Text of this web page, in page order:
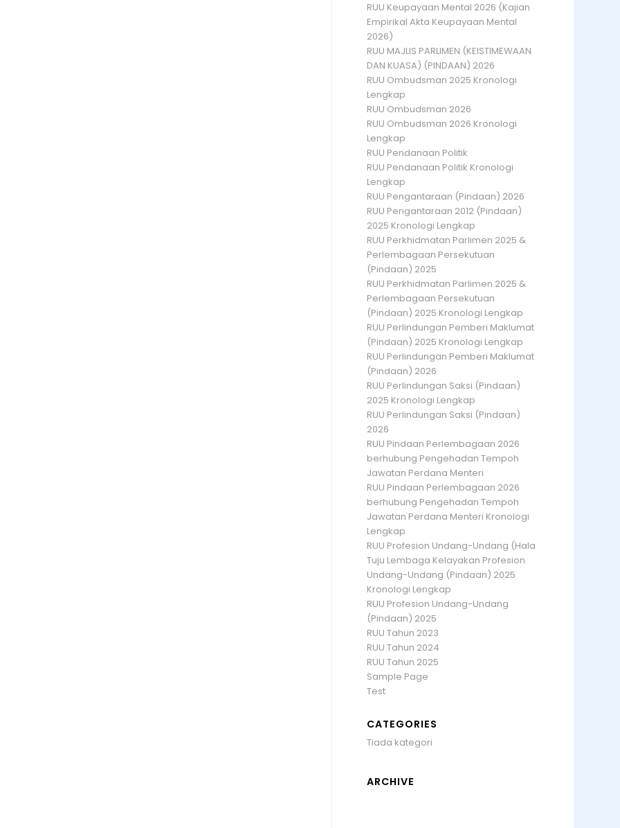
RUU Keupayaan Mental 2026 (Kajian
Empirikal Akta Keupayaan Mental
2026)
RUU MAJLIS PARLIMEN (KEISTIMEWAAN
DAN KUASA) (PINDAAN) 2026
RUU Ombudsman 2025 Kronologi
Lengkap
RUU Ombudsman 2026
RUU Ombudsman 2026 Kronologi
Lengkap
RUU Pendanaan Politik
RUU Pendanaan Politik Kronologi
Lengkap
RUU Pengantaraan (Pindaan) 2026
RUU Pengantaraan 2012 (Pindaan)
2025 Kronologi Lengkap
RUU Perkhidmatan Parlimen 2025 &
Perlembagaan Persekutuan
(Pindaan) 2025
RUU Perkhidmatan Parlimen 2025 &
Perlembagaan Persekutuan
(Pindaan) 2025 Kronologi Lengkap
RUU Perlindungan Pemberi Maklumat
(Pindaan) 2025 Kronologi Lengkap
RUU Perlindungan Pemberi Maklumat
(Pindaan) 2026
RUU Perlindungan Saksi (Pindaan)
2025 Kronologi Lengkap
RUU Perlindungan Saksi (Pindaan)
2026
RUU Pindaan Perlembagaan 2026
berhubung Pengehadan Tempoh
Jawatan Perdana Menteri
RUU Pindaan Perlembagaan 2026
berhubung Pengehadan Tempoh
Jawatan Perdana Menteri Kronologi
Lengkap
RUU Profesion Undang-Undang (Hala
Tuju Lembaga Kelayakan Profesion
Undang-Undang (Pindaan) 2025
Kronologi Lengkap
RUU Profesion Undang-Undang
(Pindaan) 2025
RUU Tahun 2023
RUU Tahun 2024
RUU Tahun 2025
Sample Page
Test
CATEGORIES
Tiada kategori
ARCHIVE